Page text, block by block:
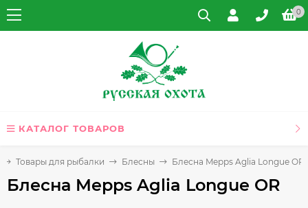
0
КАТАЛОГ ТОВАРОВ
Товары для рыбалки Блесны Блесна Mepps Aglia Longue OR
Блесна Mepps Aglia Longue OR